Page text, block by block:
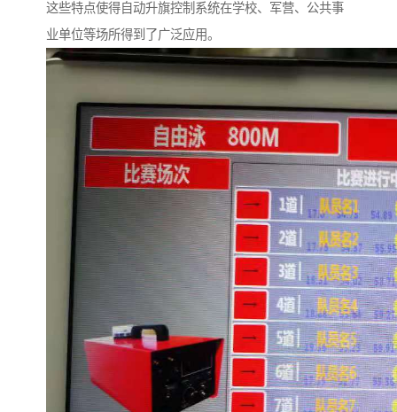
这些特点使得自动升旗控制系统在学校、军营、公共事
业单位等场所得到了广泛应用。